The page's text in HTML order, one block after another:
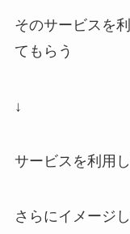
そのサービスを
てもらう
↓
サービスを利用
さらにイメージ